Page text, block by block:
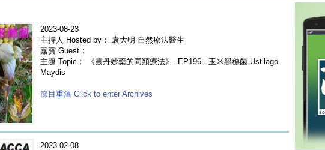
2023-08-23
主持人 Hosted by： 袁大明 自然療法醫生
嘉賓 Guest：
主題 Topic： 《靈丹妙藥的同類療法》- EP196 - 玉米黑穗菌 Ustilago
Maydis
節目重溫 Click to enter Archives
2023-02-08